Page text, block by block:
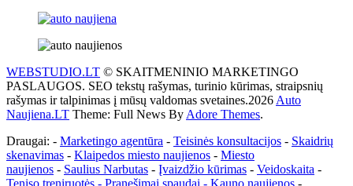
WEBSTUDIO.LT © SKAITMENINIO MARKETINGO
PASLAUGOS. SEO tekstų rašymas, turinio kūrimas, straipsnių
rašymas ir talpinimas į mūsų valdomas svetaines.2026 Auto
Naujiena.LT Theme: Full News By Adore Themes.
Draugai: - Marketingo agentūra - Teisinės konsultacijos - Skaidrių
skenavimas - Klaipedos miesto naujienos - Miesto
naujienos - Saulius Narbutas - Įvaizdžio kūrimas - Veidoskaita -